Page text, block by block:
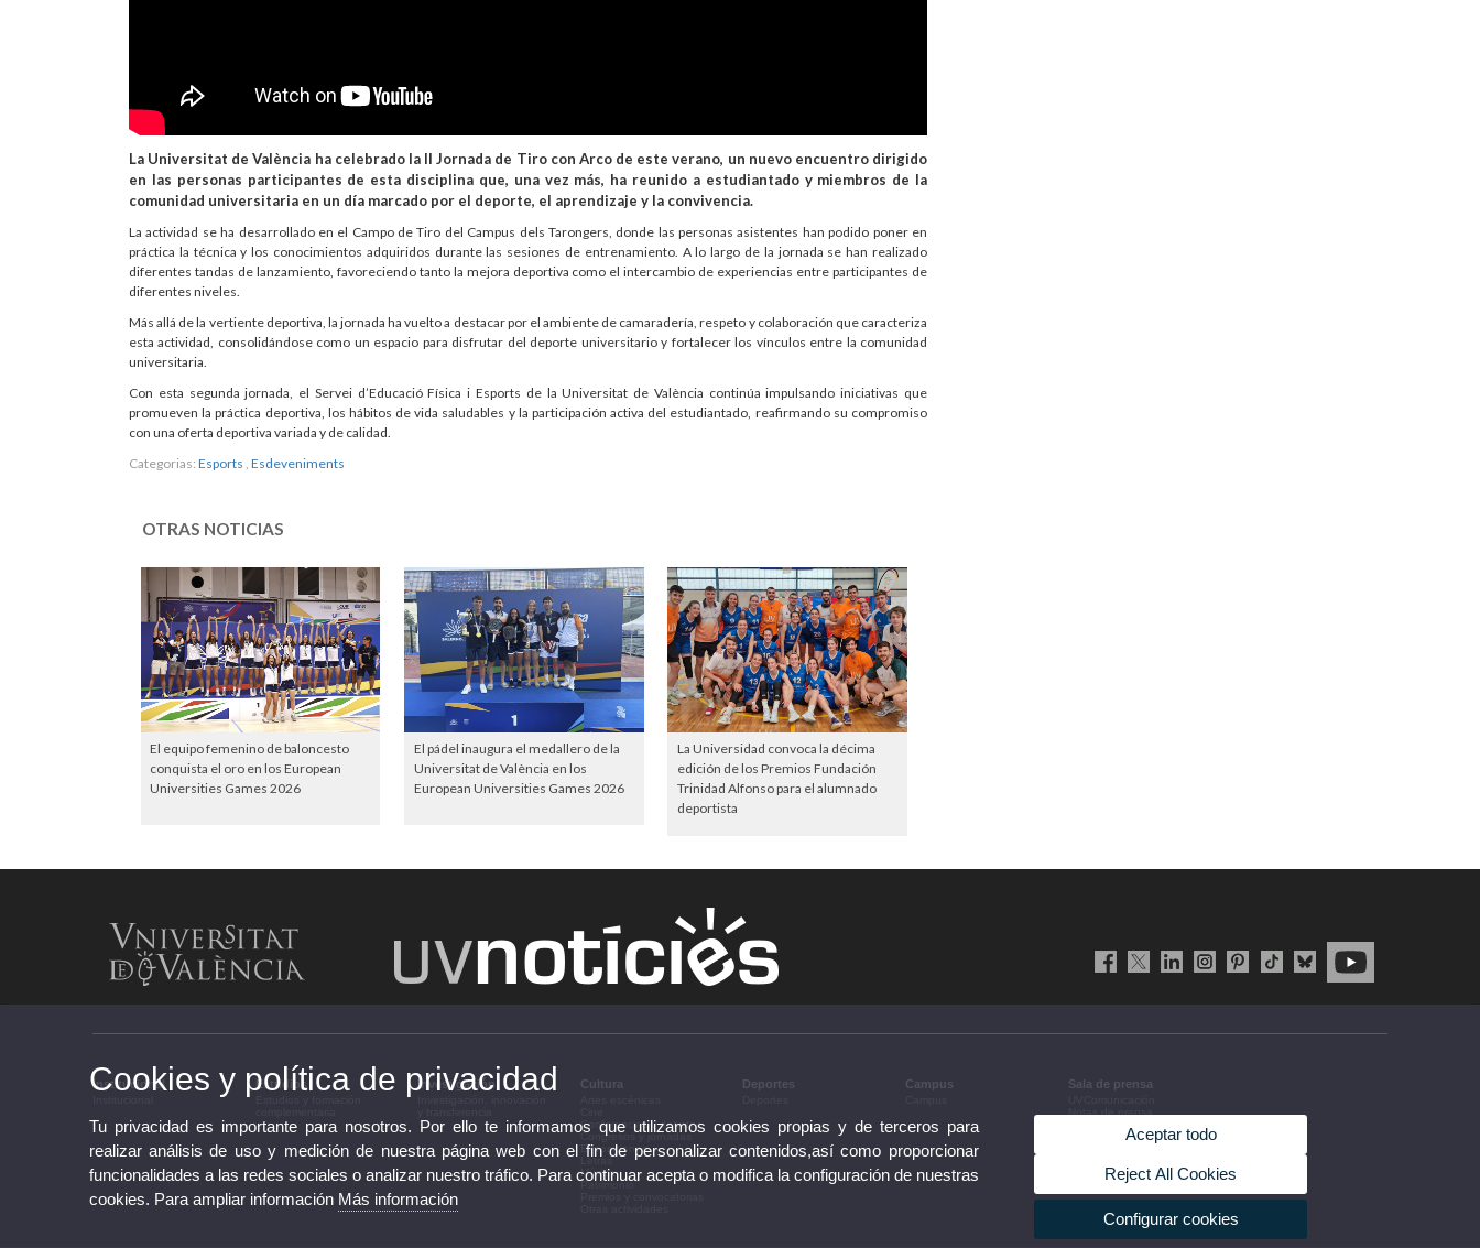
La Universitat de València ha celebrado la II Jornada de Tiro con Arco de este verano, un nuevo encuentro dirigido
en las personas participantes de esta disciplina que, una vez más, ha reunido a estudiantado y miembros de la
comunidad universitaria en un día marcado por el deporte, el aprendizaje y la convivencia.
La actividad se ha desarrollado en el Campo de Tiro del Campus dels Tarongers, donde las personas asistentes han podido poner en
práctica la técnica y los conocimientos adquiridos durante las sesiones de entrenamiento. A lo largo de la jornada se han realizado
diferentes tandas de lanzamiento, favoreciendo tanto la mejora deportiva como el intercambio de experiencias entre participantes de
diferentes niveles.
Más allá de la vertiente deportiva, la jornada ha vuelto a destacar por el ambiente de camaradería, respeto y colaboración que caracteriza
esta actividad, consolidándose como un espacio para disfrutar del deporte universitario y fortalecer los vínculos entre la comunidad
universitaria.
Con esta segunda jornada, el Servei d’Educació Física i Esports de la Universitat de València continúa impulsando iniciativas que
promueven la práctica deportiva, los hábitos de vida saludables y la participación activa del estudiantado, reafirmando su compromiso
con una oferta deportiva variada y de calidad.
Categorias: Esports Esdeveniments
OTRAS NOTICIAS
El equipo femenino de baloncesto
conquista el oro en los European
Universities Games 2026
El pádel inaugura el medallero de la
Universitat de València en los
European Universities Games 2026
La Universidad convoca la décima
edición de los Premios Fundación
Trinidad Alfonso para el alumnado
deportista
Institucional Estudios Investigación Cultura
Conferencias y debates
Congresos y jornadas
Exposiciones
Letras
Música
Patrimonio
Deportes Campus Sala de prensa
Acuerdos de gobierno
Cookies y política de privacidad
Tu privacidad es importante para nosotros. Por ello te informamos que utilizamos cookies propias y de terceros para
realizar análisis de uso y medición de nuestra página web con el fin de personalizar contenidos,así como proporcionar
funcionalidades a las redes sociales o analizar nuestro tráfico. Para continuar acepta o modifica la configuración de nuestras
cookies. Para ampliar información Más información
Aceptar todo
Reject All Cookies
Configurar cookies